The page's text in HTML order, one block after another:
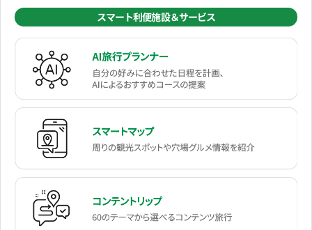
スマート利便施設＆サービス